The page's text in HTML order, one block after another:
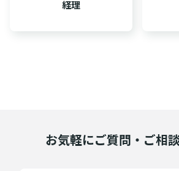
経理
お気軽にご質問・ご相